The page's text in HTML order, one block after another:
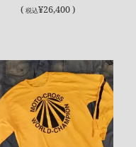
(税込¥26,400 )